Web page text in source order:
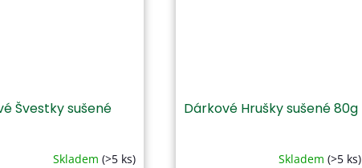
Švestky sušené
Skladem (>5 ks)
Dárkové Hrušky sušené 80g
Skladem (>5 ks)